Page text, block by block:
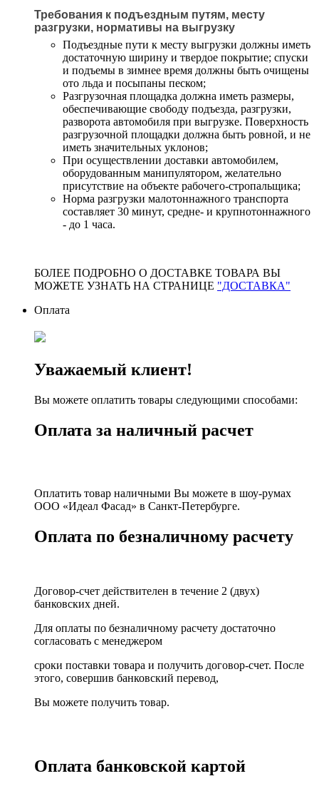
Требования к подъездным путям, месту
разгрузки, нормативы на выгрузку
Подъездные пути к месту выгрузки должны иметь
достаточную ширину и твердое покрытие; спуски
и подъемы в зимнее время должны быть очищены
ото льда и посыпаны песком;
Разгрузочная площадка должна иметь размеры,
обеспечивающие свободу подъезда, разгрузки,
разворота автомобиля при выгрузке. Поверхность
разгрузочной площадки должна быть ровной, и не
иметь значительных уклонов;
При осуществлении доставки автомобилем,
оборудованным манипулятором, желательно
присутствие на объекте рабочего-стропальщика;
Норма разгрузки малотоннажного транспорта
составляет 30 минут, средне- и крупнотоннажного
- до 1 часа.
БОЛЕЕ ПОДРОБНО О ДОСТАВКЕ ТОВАРА ВЫ
МОЖЕТЕ УЗНАТЬ НА СТРАНИЦЕ "ДОСТАВКА"
Оплата
Уважаемый клиент!
Вы можете оплатить товары следующими способами:
Оплата за наличный расчет
Оплатить товар наличными Вы можете в шоу-румах
ООО «Идеал Фасад» в Санкт-Петербурге.
Оплата по безналичному расчету
Договор-счет действителен в течение 2 (двух)
банковских дней.
Для оплаты по безналичному расчету достаточно
согласовать с менеджером
сроки поставки товара и получить договор-счет. После
этого, совершив банковский перевод,
Вы можете получить товар.
Оплата банковской картой